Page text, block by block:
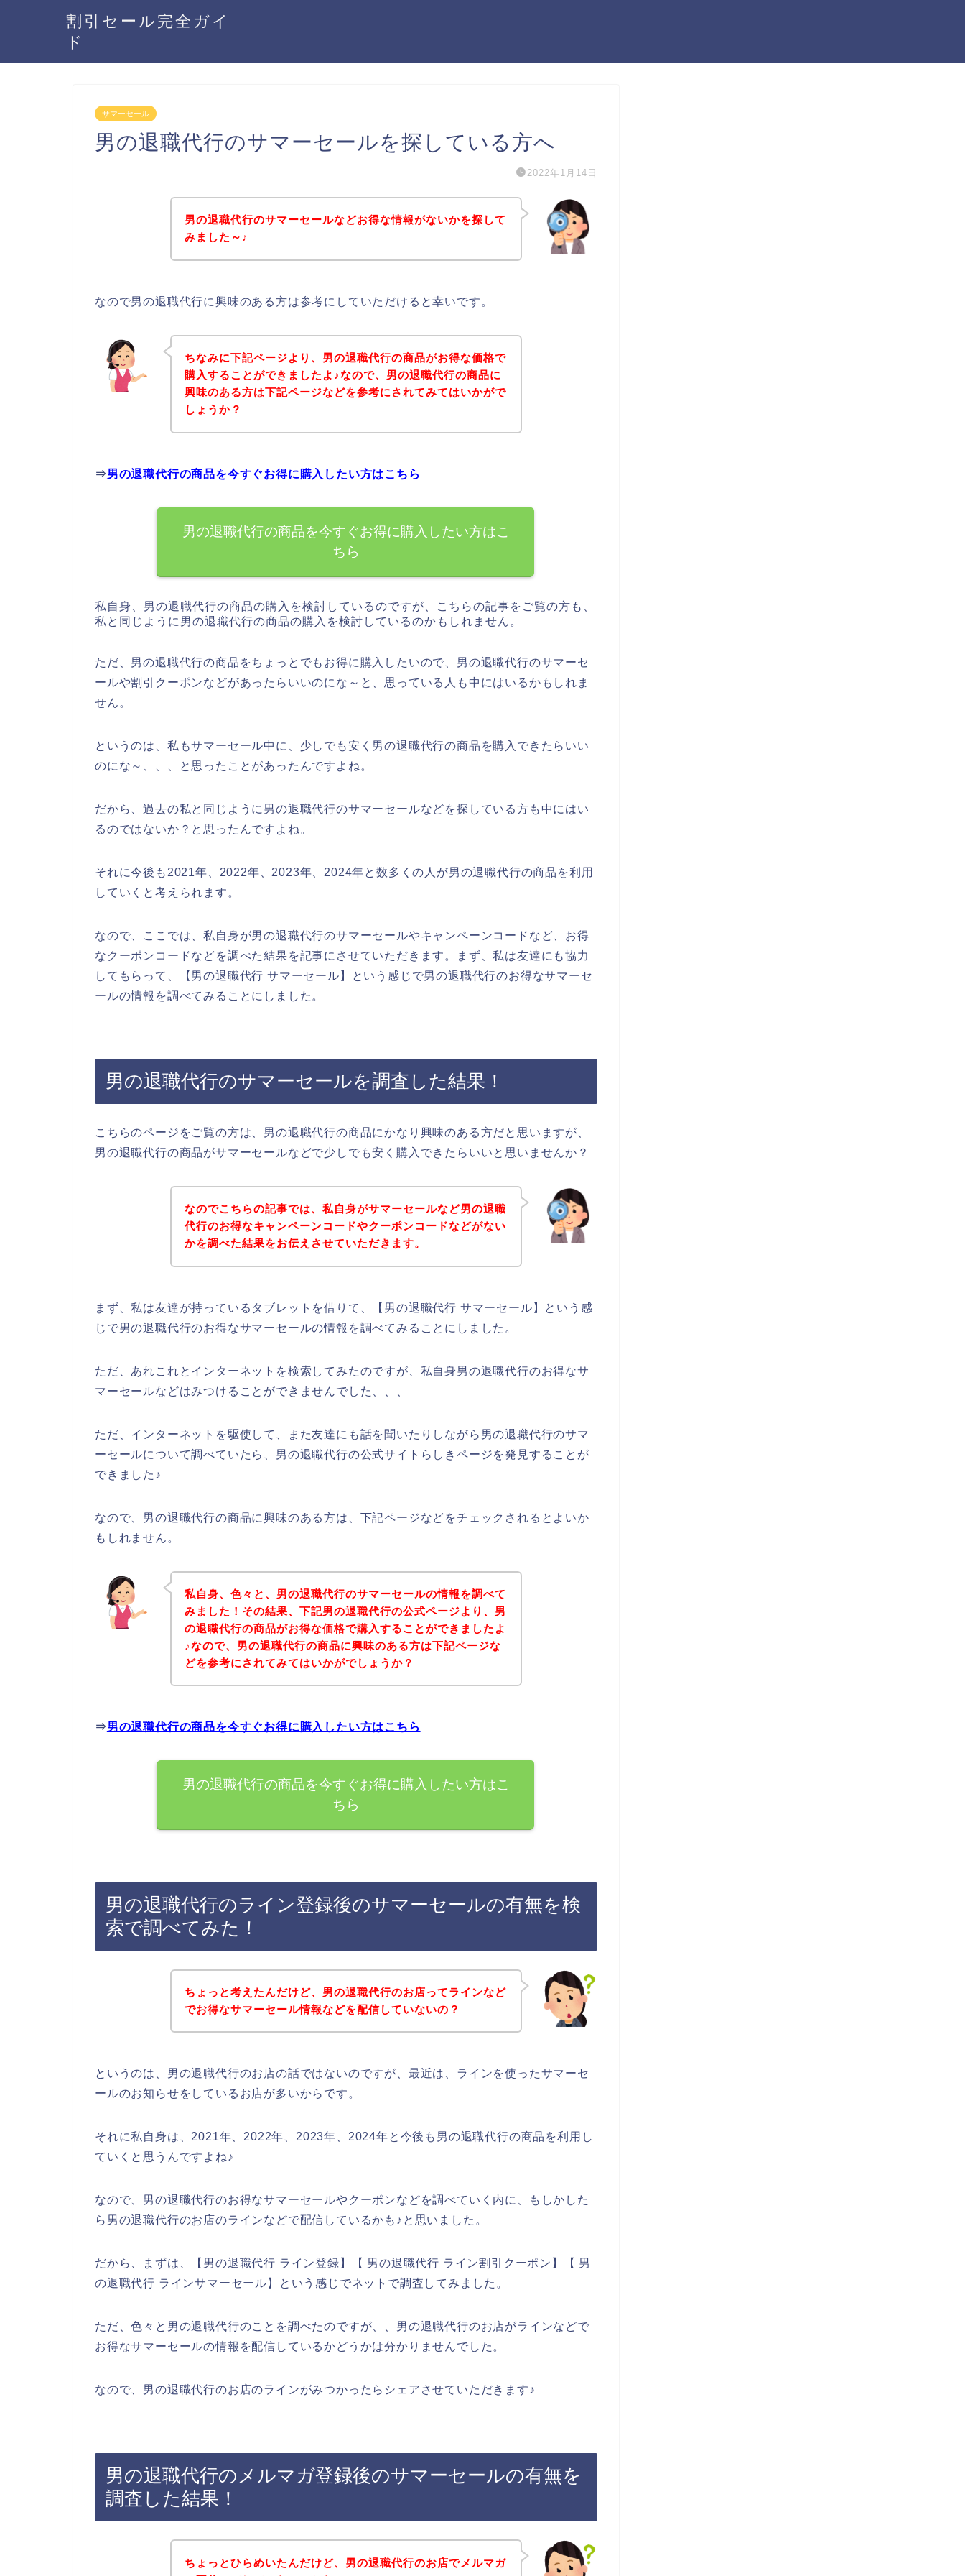
割引セール完全ガイ
ド
サマーセール
男の退職代行のサマーセールを探している方へ
2022年1月14日
男の退職代行のサマーセールなどお得な情報がないかを探して
みました～♪
なので男の退職代行に興味のある方は参考にしていただけると幸いです。
ちなみに下記ページより、男の退職代行の商品がお得な価格で
購入することができましたよ♪なので、男の退職代行の商品に
興味のある方は下記ページなどを参考にされてみてはいかがで
しょうか？
⇒男の退職代行の商品を今すぐお得に購入したい方はこちら
男の退職代行の商品を今すぐお得に購入したい方はこ
ちら
私自身、男の退職代行の商品の購入を検討しているのですが、こちらの記事をご覧の方も、
私と同じように男の退職代行の商品の購入を検討しているのかもしれません。
ただ、男の退職代行の商品をちょっとでもお得に購入したいので、男の退職代行のサマーセ
ールや割引クーポンなどがあったらいいのにな～と、思っている人も中にはいるかもしれま
せん。
というのは、私もサマーセール中に、少しでも安く男の退職代行の商品を購入できたらいい
のにな～、、、と思ったことがあったんですよね。
だから、過去の私と同じように男の退職代行のサマーセールなどを探している方も中にはい
るのではないか？と思ったんですよね。
それに今後も2021年、2022年、2023年、2024年と数多くの人が男の退職代行の商品を利用
していくと考えられます。
なので、ここでは、私自身が男の退職代行のサマーセールやキャンペーンコードなど、お得
なクーポンコードなどを調べた結果を記事にさせていただきます。まず、私は友達にも協力
してもらって、【男の退職代行 サマーセール】という感じで男の退職代行のお得なサマーセ
ールの情報を調べてみることにしました。
男の退職代行のサマーセールを調査した結果！
こちらのページをご覧の方は、男の退職代行の商品にかなり興味のある方だと思いますが、
男の退職代行の商品がサマーセールなどで少しでも安く購入できたらいいと思いませんか？
なのでこちらの記事では、私自身がサマーセールなど男の退職
代行のお得なキャンペーンコードやクーポンコードなどがない
かを調べた結果をお伝えさせていただきます。
まず、私は友達が持っているタブレットを借りて、【男の退職代行 サマーセール】という感
じで男の退職代行のお得なサマーセールの情報を調べてみることにしました。
ただ、あれこれとインターネットを検索してみたのですが、私自身男の退職代行のお得なサ
マーセールなどはみつけることができませんでした、、、
ただ、インターネットを駆使して、また友達にも話を聞いたりしながら男の退職代行のサマ
ーセールについて調べていたら、男の退職代行の公式サイトらしきページを発見することが
できました♪
なので、男の退職代行の商品に興味のある方は、下記ページなどをチェックされるとよいか
もしれません。
私自身、色々と、男の退職代行のサマーセールの情報を調べて
みました！その結果、下記男の退職代行の公式ページより、男
の退職代行の商品がお得な価格で購入することができましたよ
♪なので、男の退職代行の商品に興味のある方は下記ページな
どを参考にされてみてはいかがでしょうか？
⇒男の退職代行の商品を今すぐお得に購入したい方はこちら
男の退職代行の商品を今すぐお得に購入したい方はこ
ちら
男の退職代行のライン登録後のサマーセールの有無を検
索で調べてみた！
ちょっと考えたんだけど、男の退職代行のお店ってラインなど
でお得なサマーセール情報などを配信していないの？
というのは、男の退職代行のお店の話ではないのですが、最近は、ラインを使ったサマーセ
ールのお知らせをしているお店が多いからです。
それに私自身は、2021年、2022年、2023年、2024年と今後も男の退職代行の商品を利用し
ていくと思うんですよね♪
なので、男の退職代行のお得なサマーセールやクーポンなどを調べていく内に、もしかした
ら男の退職代行のお店のラインなどで配信しているかも♪と思いました。
だから、まずは、【男の退職代行 ライン登録】【 男の退職代行 ライン割引クーポン】【 男
の退職代行 ラインサマーセール】という感じでネットで調査してみました。
ただ、色々と男の退職代行のことを調べたのですが、、男の退職代行のお店がラインなどで
お得なサマーセールの情報を配信しているかどうかは分かりませんでした。
なので、男の退職代行のお店のラインがみつかったらシェアさせていただきます♪
男の退職代行のメルマガ登録後のサマーセールの有無を
調査した結果！
ちょっとひらめいたんだけど、男の退職代行のお店でメルマガ